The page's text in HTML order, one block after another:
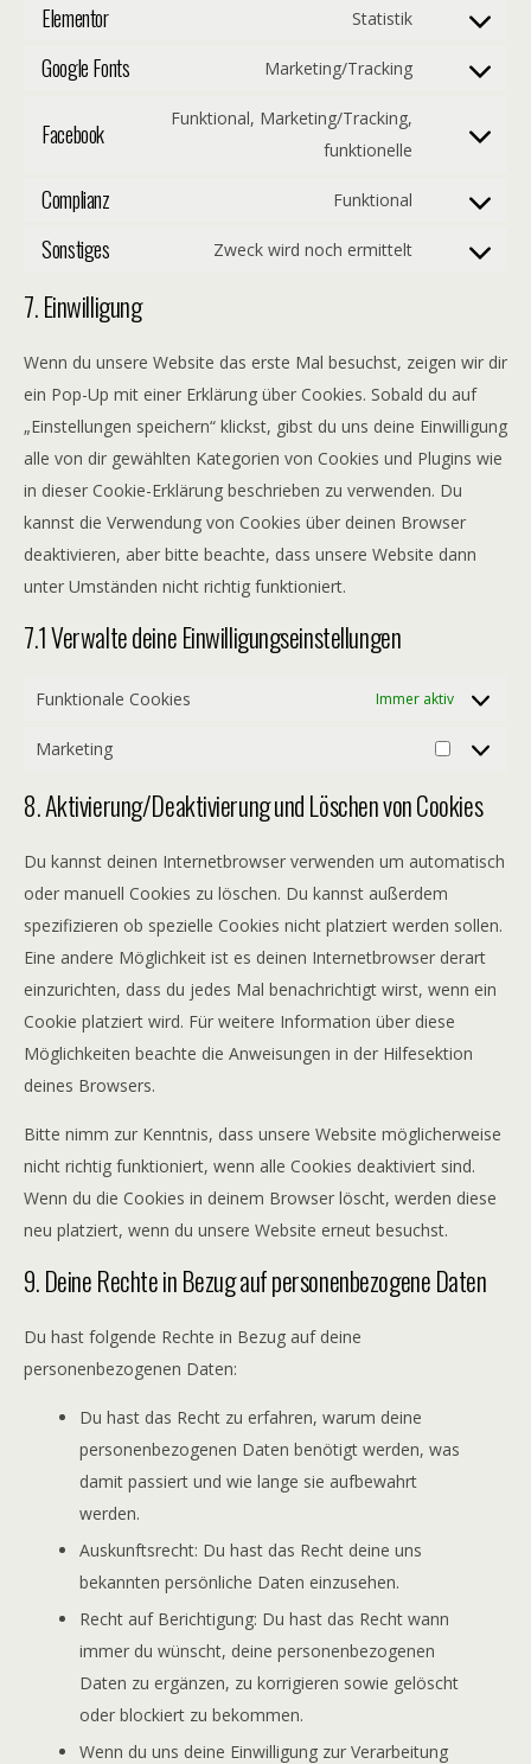
Elementor Statistik
Google Fonts Marketing/Tracking
Facebook
Funktional, Marketing/Tracking,
funktionelle
Complianz Funktional
Sonstiges Zweck wird noch ermittelt
7. Einwilligung
Wenn du unsere Website das erste Mal besuchst, zeigen wir dir
ein Pop-Up mit einer Erklärung über Cookies. Sobald du auf
„Einstellungen speichern“ klickst, gibst du uns deine Einwilligung
alle von dir gewählten Kategorien von Cookies und Plugins wie
in dieser Cookie-Erklärung beschrieben zu verwenden. Du
kannst die Verwendung von Cookies über deinen Browser
deaktivieren, aber bitte beachte, dass unsere Website dann
unter Umständen nicht richtig funktioniert.
7.1 Verwalte deine Einwilligungseinstellungen
Funktionale Cookies Immer aktiv
Marketing
8. Aktivierung/Deaktivierung und Löschen von Cookies
Du kannst deinen Internetbrowser verwenden um automatisch
oder manuell Cookies zu löschen. Du kannst außerdem
spezifizieren ob spezielle Cookies nicht platziert werden sollen.
Eine andere Möglichkeit ist es deinen Internetbrowser derart
einzurichten, dass du jedes Mal benachrichtigt wirst, wenn ein
Cookie platziert wird. Für weitere Information über diese
Möglichkeiten beachte die Anweisungen in der Hilfesektion
deines Browsers.
Bitte nimm zur Kenntnis, dass unsere Website möglicherweise
nicht richtig funktioniert, wenn alle Cookies deaktiviert sind.
Wenn du die Cookies in deinem Browser löscht, werden diese
neu platziert, wenn du unsere Website erneut besuchst.
9. Deine Rechte in Bezug auf personenbezogene Daten
Du hast folgende Rechte in Bezug auf deine
personenbezogenen Daten:
Du hast das Recht zu erfahren, warum deine
personenbezogenen Daten benötigt werden, was
damit passiert und wie lange sie aufbewahrt
werden.
Auskunftsrecht: Du hast das Recht deine uns
bekannten persönliche Daten einzusehen.
Recht auf Berichtigung: Du hast das Recht wann
immer du wünscht, deine personenbezogenen
Daten zu ergänzen, zu korrigieren sowie gelöscht
oder blockiert zu bekommen.
Wenn du uns deine Einwilligung zur Verarbeitung